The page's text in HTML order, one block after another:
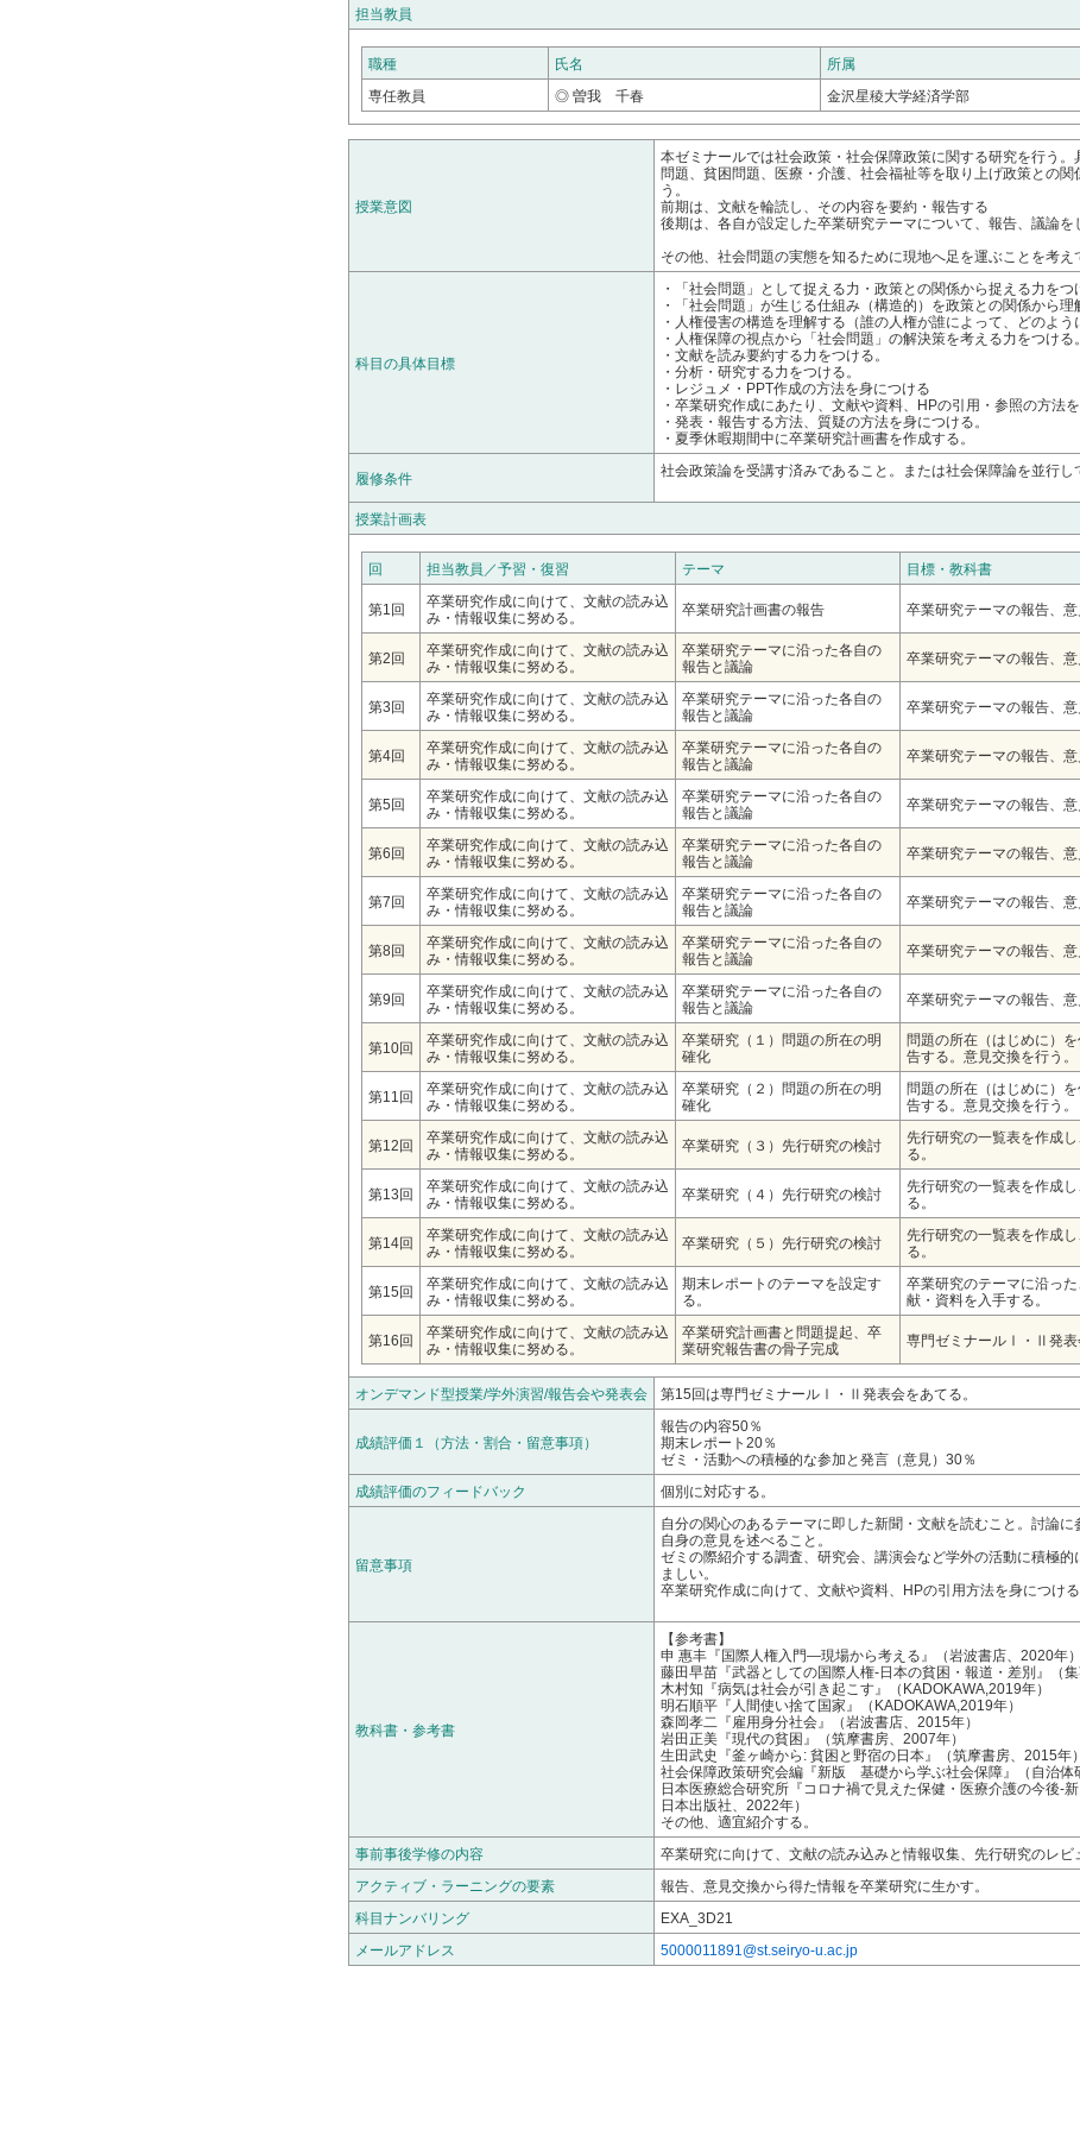
担当教員
職種 氏名
所属
専任教員
◎ 曽我 千春 金沢星稜大学経済学部
授業意図
本ゼミナールでは社会政策・社会保障政策に関する研究を行う
問題、貧困問題、医療・介護、社会福祉等を取り上げ政策との
う。
前期は、文献を輪読し、その内容を要約・報告する
後期は、各自が設定した卒業研究テーマについて、報告、議論を
その他、社会問題の実態を知るために現地へ足を運ぶことを考え
科目の具体目標
・「社会問題」として捉える力・政策との関係から捉える力をつ
・「社会問題」が生じる仕組み（構造的）を政策との関係から理
・人権侵害の構造を理解する（誰の人権が誰によって、どのよう
・人権保障の視点から「社会問題」の解決策を考える力をつける。
・文献を読み要約する力をつける。
・分析・研究する力をつける。
・レジュメ・PPT作成の方法を身につける
・卒業研究作成にあたり、文献や資料、HPの引用・参照の方法を
・発表・報告する方法、質疑の方法を身につける。
・夏季休暇期間中に卒業研究計画書を作成する。
履修条件 社会政策論を受講す済みであること。または社会保障論を並行し
授業計画表
回 担当教員／予習・復習 テーマ 目標・教科書
第1回
卒業研究作成に向けて、文献の読み込
み・情報収集に努める。
卒業研究計画書の報告 卒業研究テーマの報告、意
第2回
卒業研究作成に向けて、文献の読み込
み・情報収集に努める。
卒業研究テーマに沿った各自の
報告と議論
卒業研究テーマの報告、意
第3回
卒業研究作成に向けて、文献の読み込
み・情報収集に努める。
卒業研究テーマに沿った各自の
報告と議論
卒業研究テーマの報告、意
第4回
卒業研究作成に向けて、文献の読み込
み・情報収集に努める。
卒業研究テーマに沿った各自の
報告と議論
卒業研究テーマの報告、意
第5回
卒業研究作成に向けて、文献の読み込
み・情報収集に努める。
卒業研究テーマに沿った各自の
報告と議論
卒業研究テーマの報告、意
第6回
卒業研究作成に向けて、文献の読み込
み・情報収集に努める。
卒業研究テーマに沿った各自の
報告と議論
卒業研究テーマの報告、意
第7回
卒業研究作成に向けて、文献の読み込
み・情報収集に努める。
卒業研究テーマに沿った各自の
報告と議論
卒業研究テーマの報告、意
第8回
卒業研究作成に向けて、文献の読み込
み・情報収集に努める。
卒業研究テーマに沿った各自の
報告と議論
卒業研究テーマの報告、意
第9回
卒業研究作成に向けて、文献の読み込
み・情報収集に努める。
卒業研究テーマに沿った各自の
報告と議論
卒業研究テーマの報告、意
第10回
卒業研究作成に向けて、文献の読み込
み・情報収集に努める。
卒業研究（１）問題の所在の明
確化
問題の所在（はじめに）
告する。意見交換を行う。
第11回
卒業研究作成に向けて、文献の読み込
み・情報収集に努める。
卒業研究（２）問題の所在の明
確化
問題の所在（はじめに）
告する。意見交換を行う。
第12回
卒業研究作成に向けて、文献の読み込
み・情報収集に努める。
卒業研究（３）先行研究の検討
先行研究の一覧表を作成
る。
第13回
卒業研究作成に向けて、文献の読み込
み・情報収集に努める。
卒業研究（４）先行研究の検討
先行研究の一覧表を作成
る。
第14回
卒業研究作成に向けて、文献の読み込
み・情報収集に努める。
卒業研究（５）先行研究の検討
先行研究の一覧表を作成
る。
第15回
卒業研究作成に向けて、文献の読み込
み・情報収集に努める。
期末レポートのテーマを設定す
る。
卒業研究のテーマに沿っ
献・資料を入手する。
第16回
卒業研究作成に向けて、文献の読み込
み・情報収集に努める。
卒業研究計画書と問題提起、卒
業研究報告書の骨子完成
専門ゼミナールⅠ・Ⅱ発表
オンデマンド型授業/学外演習/報告会や発表会 第15回は専門ゼミナールⅠ・Ⅱ発表会をあてる。
成績評価１（方法・割合・留意事項）
報告の内容50％
期末レポート20％
ゼミ・活動への積極的な参加と発言（意見）30％
成績評価のフィードバック
個別に対応する。
留意事項
自分の関心のあるテーマに即した新聞・文献を読むこと。討論
自身の意見を述べること。
ゼミの際紹介する調査、研究会、講演会など学外の活動に積極的
ましい。
卒業研究作成に向けて、文献や資料、HPの引用方法を身につける
教科書・参考書
【参考書】
申 惠丰『国際人権入門―現場から考える』（岩波書店、2020年）
藤田早苗『武器としての国際人権‐日本の貧困・報道・差別』（集
木村知『病気は社会が引き起こす』（KADOKAWA,2019年）
明石順平『人間使い捨て国家』（KADOKAWA,2019年）
森岡孝二『雇用身分社会』（岩波書店、2015年）
岩田正美『現代の貧困』（筑摩書房、2007年）
生田武史『釜ヶ崎から: 貧困と野宿の日本』（筑摩書房、2015年）
社会保障政策研究会編『新版 基礎から学ぶ社会保障』（自治体
日本医療総合研究所『コロナ禍で見えた保健・医療介護の今後-
日本出版社、2022年）
その他、適宜紹介する。
事前事後学修の内容
卒業研究に向けて、文献の読み込みと情報収集、先行研究のレビ
アクティブ・ラーニングの要素
報告、意見交換から得た情報を卒業研究に生かす。
科目ナンバリング
EXA_3D21
メールアドレス
5000011891@st.seiryo-u.ac.jp